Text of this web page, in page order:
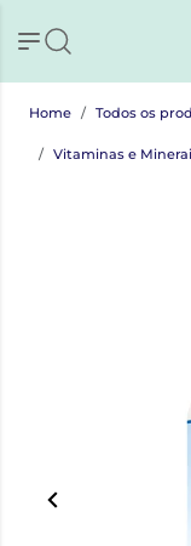
Home Todos os
Vitaminas e